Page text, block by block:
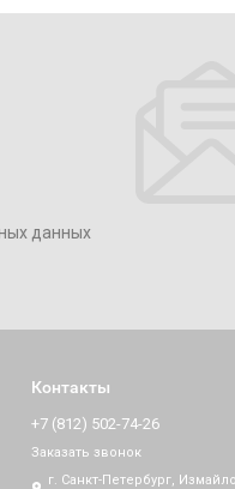
данных
Контакты
+7 (812) 502-74-26
Заказать звонок
г. Санкт-Петербург,